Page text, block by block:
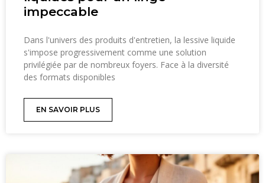
impeccable
Dans l'univers des produits d'entretien, la lessive liquide
s'impose progressivement comme une solution
privilégiée par de nombreux foyers. Face à la diversité
des formats disponibles
EN SAVOIR PLUS